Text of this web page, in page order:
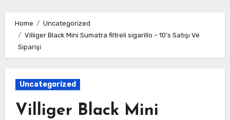
Home
Uncategorized
Villiger Black Mini Sumatra filtreli sigarillo – 10’s Satışı Ve
Siparişi
Uncategorized
Villiger Black Mini